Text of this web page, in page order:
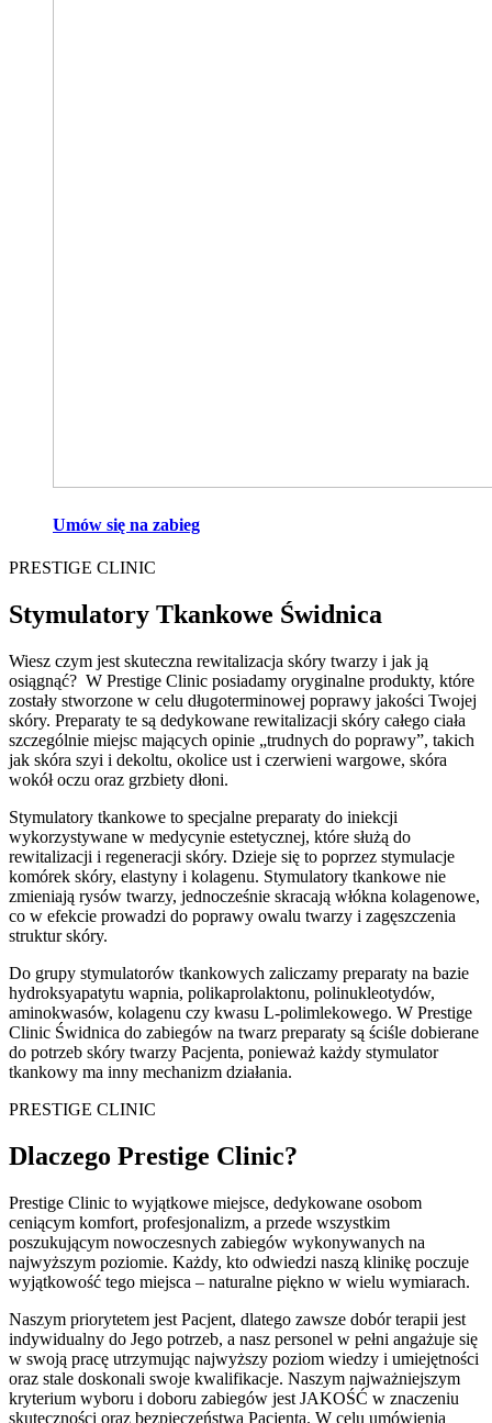
Umów się na zabieg
PRESTIGE CLINIC
Stymulatory Tkankowe Świdnica
Wiesz czym jest skuteczna rewitalizacja skóry twarzy i jak ją
osiągnąć? W Prestige Clinic posiadamy oryginalne produkty, które
zostały stworzone w celu długoterminowej poprawy jakości Twojej
skóry. Preparaty te są dedykowane rewitalizacji skóry całego ciała
szczególnie miejsc mających opinie „trudnych do poprawy”, takich
jak skóra szyi i dekoltu, okolice ust i czerwieni wargowe, skóra
wokół oczu oraz grzbiety dłoni.
Stymulatory tkankowe to specjalne preparaty do iniekcji
wykorzystywane w medycynie estetycznej, które służą do
rewitalizacji i regeneracji skóry. Dzieje się to poprzez stymulacje
komórek skóry, elastyny i kolagenu. Stymulatory tkankowe nie
zmieniają rysów twarzy, jednocześnie skracają włókna kolagenowe,
co w efekcie prowadzi do poprawy owalu twarzy i zagęszczenia
struktur skóry.
Do grupy stymulatorów tkankowych zaliczamy preparaty na bazie
hydroksyapatytu wapnia, polikaprolaktonu, polinukleotydów,
aminokwasów, kolagenu czy kwasu L-polimlekowego. W Prestige
Clinic Świdnica do zabiegów na twarz preparaty są ściśle dobierane
do potrzeb skóry twarzy Pacjenta, ponieważ każdy stymulator
tkankowy ma inny mechanizm działania.
PRESTIGE CLINIC
Dlaczego Prestige Clinic?
Prestige Clinic to wyjątkowe miejsce, dedykowane osobom
ceniącym komfort, profesjonalizm, a przede wszystkim
poszukującym nowoczesnych zabiegów wykonywanych na
najwyższym poziomie. Każdy, kto odwiedzi naszą klinikę poczuje
wyjątkowość tego miejsca – naturalne piękno w wielu wymiarach.
Naszym priorytetem jest Pacjent, dlatego zawsze dobór terapii jest
indywidualny do Jego potrzeb, a nasz personel w pełni angażuje się
w swoją pracę utrzymując najwyższy poziom wiedzy i umiejętności
oraz stale doskonali swoje kwalifikacje. Naszym najważniejszym
kryterium wyboru i doboru zabiegów jest JAKOŚĆ w znaczeniu
skuteczności oraz bezpieczeństwa Pacjenta. W celu umówienia